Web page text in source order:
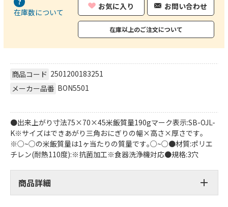
在庫数について
お気に入り お問い合わせ
在庫以上のご注文について
商品コード 2501200183251
メーカー品番 BON5501
●出来上がり寸法75×70×45米飯質量190gマーク表示:SB-OJL-
K※サイズはできあがり三角おにぎりの幅×高さ×厚さです｡
※○~○の米飯質量は1ヶ当たりの質量です｡○~○●材質:ポリエ
チレン(耐熱110度):※抗菌加工※食器洗浄機対応●規格:3穴
商品詳細